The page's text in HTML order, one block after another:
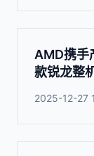
AMD携手
款锐龙整
2025-12-27